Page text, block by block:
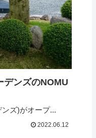
ズ)がオープ...
2022.06.12